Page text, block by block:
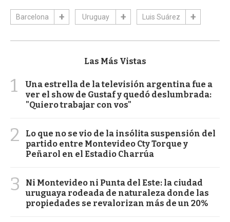
Barcelona Uruguay Luis Suárez
Las Más Vistas
1
Una estrella de la televisión argentina fue a
ver el show de Gustaf y quedó deslumbrada:
"Quiero trabajar con vos"
2
Lo que no se vio de la insólita suspensión del
partido entre Montevideo Cty Torque y
Peñarol en el Estadio Charrúa
3
Ni Montevideo ni Punta del Este: la ciudad
uruguaya rodeada de naturaleza donde las
propiedades se revalorizan más de un 20%